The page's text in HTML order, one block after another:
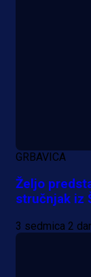
GRBAVICA
Željo
stručnjak iz
3 sedmica 2